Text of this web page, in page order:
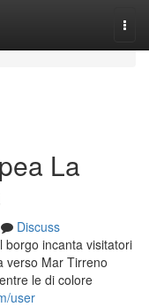
La
Discuss
borgo incanta visitatori
verso Mar Tirreno
le di colore
user